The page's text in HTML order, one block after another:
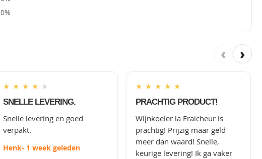
0%
‹ ›
★ ★ ★ ★ ★
SNELLE LEVERING.
Snelle levering en goed
verpakt.
Henk- 1 week geleden
★ ★ ★ ★ ★
PRACHTIG PRODUCT!
Wijnkoeler la Fraicheur is
prachtig! Prijzig maar geld
meer dan waard! Snelle,
keurige levering! Ik ga vaker